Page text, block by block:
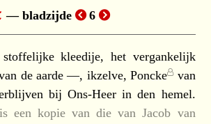
bladzijde 6
kleedije, het vergankelijk
de aarde —, ikzelve,Poncke van
bij Ons-Heer in den hemel.
een kopie van die vanJacob van